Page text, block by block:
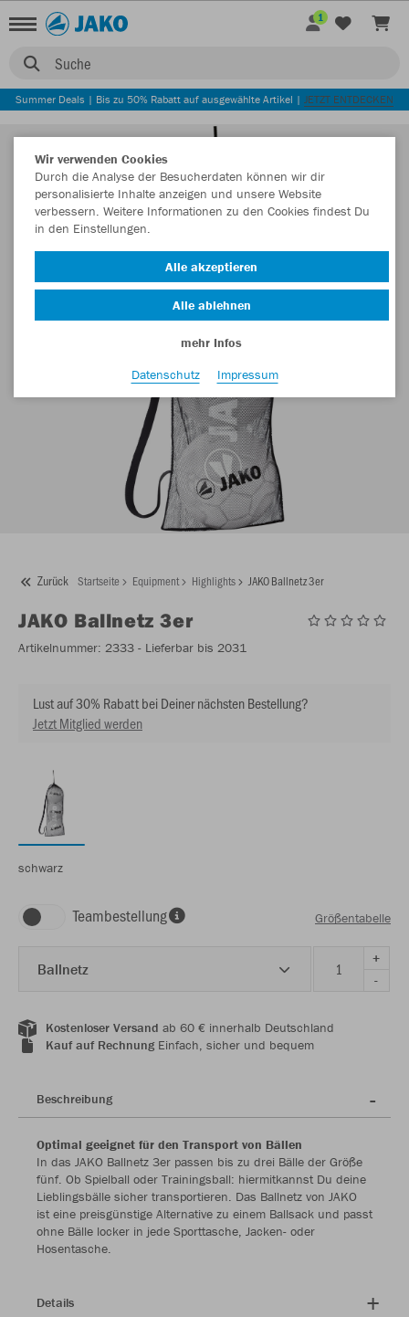
Suche
1
Summer Deals | Bis zu 50% Rabatt auf ausgewählte Artikel | JETZT ENTDECKEN
Zurück Startseite Equipment Highlights JAKO Ballnetz 3er
JAKO Ballnetz 3er
Artikelnummer: 2333 - Lieferbar bis 2031
Lust auf 30% Rabatt bei Deiner nächsten Bestellung?
Jetzt Mitglied werden
schwarz
Teambestellung Größentabelle
Ballnetz
+
-
Kostenloser Versand ab 60 € innerhalb Deutschland
Kauf auf RechnungEinfach, sicher und bequem
Beschreibung
Optimal geeignet für den Transport von Bällen
In das JAKO Ballnetz 3er passen bis zu drei Bälle der Größe
fünf. Ob Spielball oder Trainingsball: hiermitkannst Du deine
Lieblingsbälle sicher transportieren. Das Ballnetz von JAKO
ist eine preisgünstige Alternative zu einem Ballsack und passt
ohne Bälle locker in jede Sporttasche, Jacken- oder
Hosentasche.
Details
Wir verwenden Cookies
Durch die Analyse der Besucherdaten können wir dir
personalisierte Inhalte anzeigen und unsere Website
verbessern. Weitere Informationen zu den Cookies findest Du
in den Einstellungen.
Alle akzeptieren
Alle ablehnen
mehr Infos
Datenschutz
Impressum